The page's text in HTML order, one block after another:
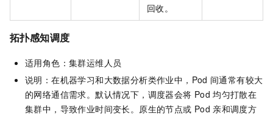
回收。
拓扑感知调度
适用角色：集群运维人员
说明：在机器学习和大数据分析类作业中，Pod 间通常有较大
的网络通信需求。默认情况下，调度器会将 Pod 均匀打散在
集群中，导致作业时间变长。原生的节点或 Pod 亲和调度方